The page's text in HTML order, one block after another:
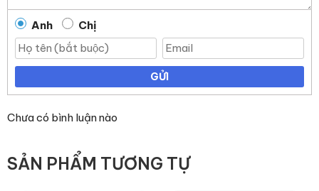
Anh Chị
GỬI
Chưa có bình luận nào
SẢN PHẨM TƯƠNG TỰ